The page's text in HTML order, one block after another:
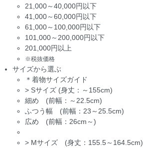
21,000～40,000円以下
41,000～60,000円以下
61,000～100,000円以下
101,000～200,000円以下
201,000円以上
※税抜価格
サイズから選ぶ
＊着物サイズガイド
> Sサイズ (身丈：～155cm)
細め (前幅：～22.5cm)
ふつう幅 (前幅：23～25.5cm)
広め (前幅：26cm～)
> Mサイズ (身丈：155.5～164.5cm)